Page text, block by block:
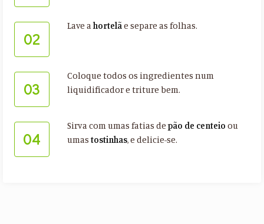
02
Lave ahortelãe separe as folhas.
03
Coloque todos os ingredientes num
liquidificador e triture bem.
04
Sirva com umas fatias depão de centeio ou
umas tostinhas, e delicie-se.